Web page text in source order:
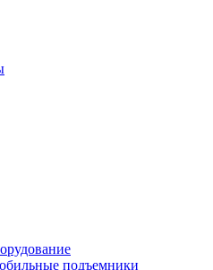
подъемники